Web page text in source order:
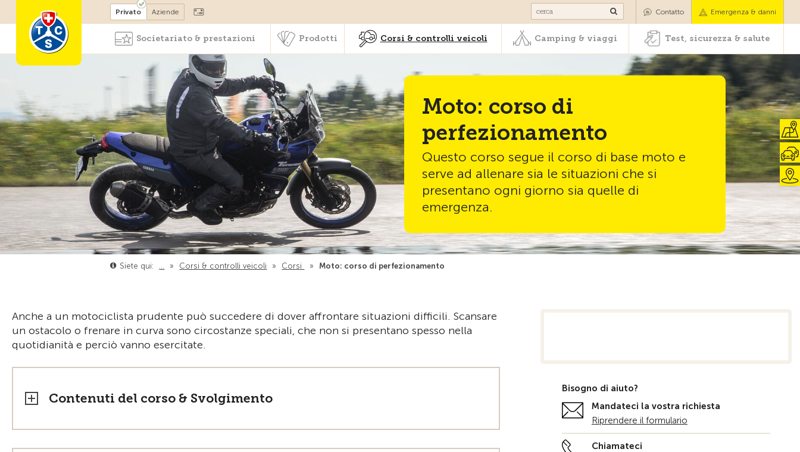
Diventare socio Corsi & controlli veicoli Camping & viaggi Test, sicurezza & salute
Privato Aziende Contatto Emergenza & danni
Societariato & prestazioni Prodotti Corsi & controlli veicoli Camping & viaggi Test, sicurezza & salute
Moto: corso di
perfezionamento
Questo corso segue il corso di base moto e
serve ad allenare sia le situazioni che si
presentano ogni giorno sia quelle di
emergenza.
Siete qui: … » Corsi & controlli veicoli » Corsi » Moto: corso di perfezionamento
Anche a un motociclista prudente può succedere di dover affrontare situazioni difficili. Scansare
un ostacolo o frenare in curva sono circostanze speciali, che non si presentano spesso nella
quotidianità e perciò vanno esercitate.
Contenuti del corso & Svolgimento
Bisogno di aiuto?
Mandateci la vostra richiesta
Riprendere il formulario
Chiamateci